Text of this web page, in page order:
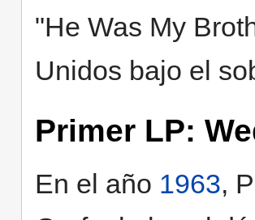
"He Was My
Unidos bajo el
Primer LP:
En el año 1963,